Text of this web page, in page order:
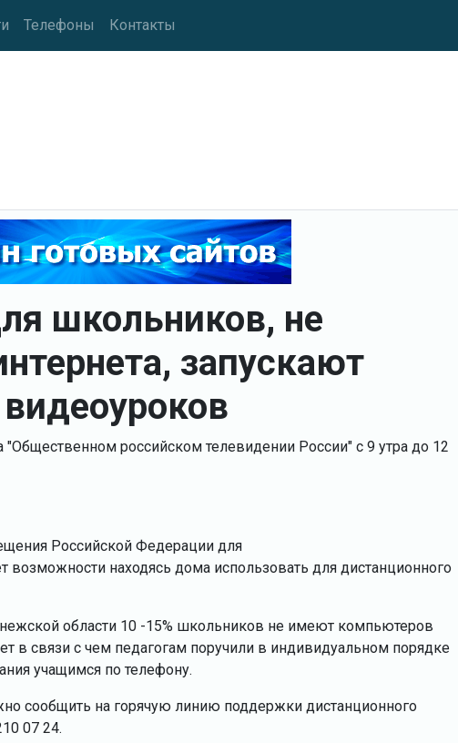
Телефоны Контакты
школьников, не
запускают
"Общественном российском телевидении России" с 9 утра до 12
Российской Федерации для
возможности находясь дома использовать для дистанционного
области 10 -15% школьников не имеют компьютеров
в связи с чем педагогам поручили в индивидуальном порядке
учащимся по телефону.
сообщить на горячую линию поддержки дистанционного
07 24.